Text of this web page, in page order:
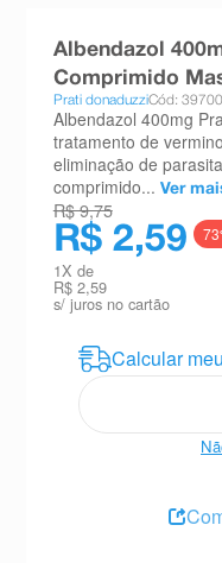
Albendazol
Comprimido
Prati donaduzziCód:
Albendazol 400mg
tratamento de
eliminação de
comprimido... Ver
R$ 9,75
R$ 2,59 73
1X de
R$ 2,59
s/ juros no cartão
teste gravidez
10ºesmalte